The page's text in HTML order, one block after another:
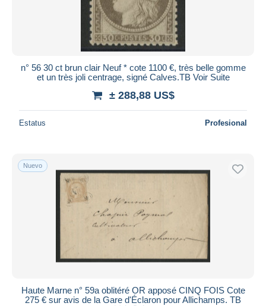
n° 56 30 ct brun clair Neuf * cote 1100 €, très belle gomme
et un très joli centrage, signé Calves.TB Voir Suite
± 288,88 US$
Estatus Profesional
Nuevo
Haute Marne n° 59a oblitéré OR apposé CINQ FOIS Cote
275 € sur avis de la Gare d'Éclaron pour Allichamps. TB